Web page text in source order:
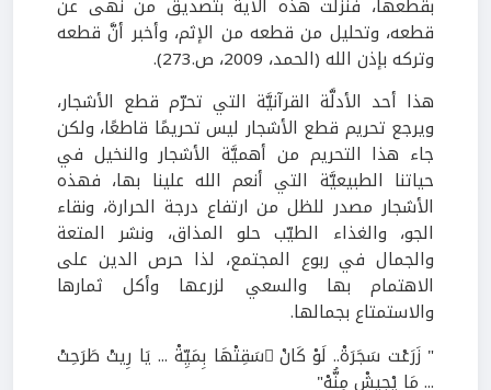
بقطعها، فنزلت هذه الآية بتصديق من نهى عن
قطعه، وتحليل من قطعه من الإثم، وأخبر أنَّ قطعه
وتركه بإذن الله (الحمد، 2009، ص.273).
هذا أحد الأدلَّة القرآنيَّة التي تحرّم قطع الأشجار،
ويرجع تحريم قطع الأشجار ليس تحريمًا قاطعًا، ولكن
جاء هذا التحريم من أهميَّة الأشجار والنخيل في
حياتنا الطبيعيَّة التي أنعم الله علينا بها، فهذه
الأشجار مصدر للظل من ارتفاع درجة الحرارة، ونقاء
الجو، والغذاء الطيّب حلو المذاق، ونشر المتعة
والجمال في ربوع المجتمع، لذا حرص الدين على
الاهتمام بها والسعي لزرعها وأكل ثمارها
والاستمتاع بجمالها.
" زَرَعْت سَجَرَةْ.. لَوْ كَانْ ِسَقِتْهَا بِمَيِّةْ ... يَا رِيتْ طَرَحِتْ
... مَا يْجِيشْ مِنُّهْ"